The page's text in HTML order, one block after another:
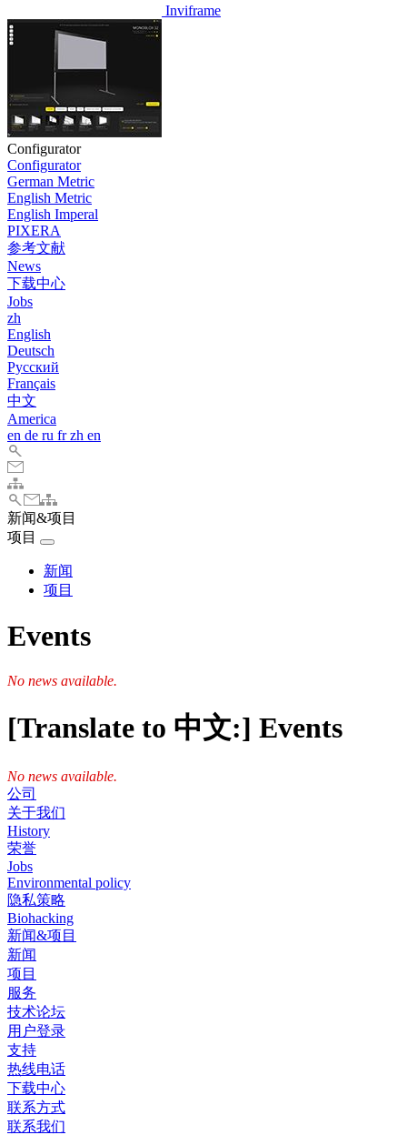
Inviframe
Configurator
Configurator
German Metric
English Metric
English Imperal
PIXERA
参考文献
News
下载中心
Jobs
zh
English
Deutsch
Pусский
Français
中文
America
en de ru frzh en
新闻&项目
项目
新闻
项目
Events
No news available.
[Translate to 中文:] Events
No news available.
公司
关于我们
History
荣誉
Jobs
Environmental policy
隐私策略
Biohacking
新闻&项目
新闻
项目
服务
技术论坛
用户登录
支持
热线电话
下载中心
联系方式
联系我们